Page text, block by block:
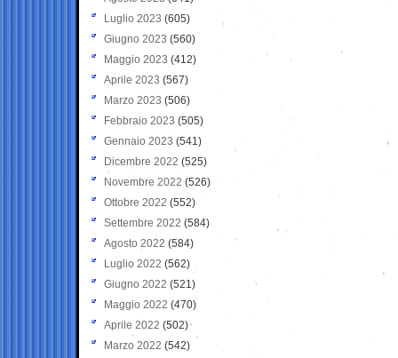
Luglio 2023 (605)
Giugno 2023 (560)
Maggio 2023 (412)
Aprile 2023 (567)
Marzo 2023 (506)
Febbraio 2023 (505)
Gennaio 2023 (541)
Dicembre 2022 (525)
Novembre 2022 (526)
Ottobre 2022 (552)
Settembre 2022 (584)
Agosto 2022 (584)
Luglio 2022 (562)
Giugno 2022 (521)
Maggio 2022 (470)
Aprile 2022 (502)
Marzo 2022 (542)